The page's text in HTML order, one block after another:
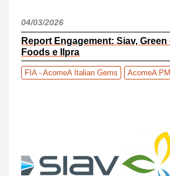
04/03/2026
Report Engagement: Siav, Green
Foods e Ilpra
FIA - AcomeA Italian Gems AcomeA